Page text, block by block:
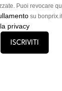
Puoi revocare
su
privacy
Iscriviti